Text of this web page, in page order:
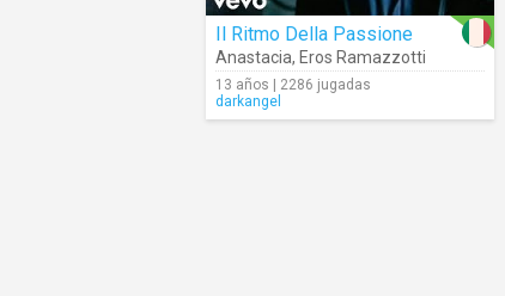
Il Ritmo Della Passione
Anastacia, Eros Ramazzotti
13 años | 2286 jugadas
darkangel